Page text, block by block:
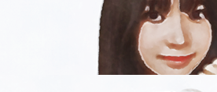
「自分から宿題に取り組めるようになっ
らもっと筆算をスラスラ解けるようにな
ている友達がいたら「計算が速くなるよ」